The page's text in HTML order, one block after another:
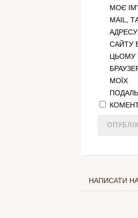
МОЄ
MAIL,
АДРЕСУ
САЙТУ
ЦЬОМУ
МОЇХ
НАПИСАТИ